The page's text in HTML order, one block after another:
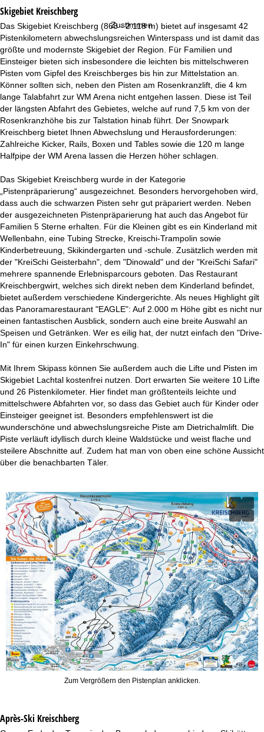
Zustimmen
Skigebiet Kreischberg
Das Skigebiet Kreischberg (868 - 2.118 m) bietet auf insgesamt 42
Pistenkilometern abwechslungsreichen Winterspass und ist damit das
größte und modernste Skigebiet der Region. Für Familien und
Einsteiger bieten sich insbesondere die leichten bis mittelschweren
Pisten vom Gipfel des Kreischberges bis hin zur Mittelstation an.
Könner sollten sich, neben den Pisten am Rosenkranzlift, die 4 km
lange Talabfahrt zur WM Arena nicht entgehen lassen. Diese ist Teil
der längsten Abfahrt des Gebietes, welche auf rund 7,5 km von der
Rosenkranzhöhe bis zur Talstation hinab führt. Der Snowpark
Kreischberg bietet Ihnen Abwechslung und Herausforderungen:
Zahlreiche Kicker, Rails, Boxen und Tables sowie die 120 m lange
Halfpipe der WM Arena lassen die Herzen höher schlagen.
Das Skigebiet Kreischberg wurde in der Kategorie
„Pistenpräparierung“ ausgezeichnet. Besonders hervorgehoben wird,
dass auch die schwarzen Pisten sehr gut präpariert werden. Neben
der ausgezeichneten Pistenpräparierung hat auch das Angebot für
Familien 5 Sterne erhalten. Für die Kleinen gibt es ein Kinderland mit
Wellenbahn, eine Tubing Strecke, Kreischi-Trampolin sowie
Kinderbetreuung, Skikindergarten und -schule. Zusätzlich werden mit
der "KreiSchi Geisterbahn", dem "Dinowald" und der "KreiSchi Safari"
mehrere spannende Erlebnisparcours geboten. Das Restaurant
Kreischbergwirt, welches sich direkt neben dem Kinderland befindet,
bietet außerdem verschiedene Kindergerichte. Als neues Highlight gilt
das Panoramarestaurant "EAGLE": Auf 2.000 m Höhe gibt es nicht nur
einen fantastischen Ausblick, sondern auch eine breite Auswahl an
Speisen und Getränken. Wer es eilig hat, der nutzt einfach den "Drive-
In" für einen kurzen Einkehrschwung.
Mit Ihrem Skipass können Sie außerdem auch die Lifte und Pisten im
Skigebiet Lachtal kostenfrei nutzen. Dort erwarten Sie weitere 10 Lifte
und 26 Pistenkilometer. Hier findet man größtenteils leichte und
mittelschwere Abfahrten vor, so dass das Gebiet auch für Kinder oder
Einsteiger geeignet ist. Besonders empfehlenswert ist die
wunderschöne und abwechslungsreiche Piste am Dietrichalmlift. Die
Piste verläuft idyllisch durch kleine Waldstücke und weist flache und
steilere Abschnitte auf. Zudem hat man von oben eine schöne Aussicht
über die benachbarten Täler.
Zum Vergrößern den Pistenplan anklicken.
Après-Ski Kreischberg